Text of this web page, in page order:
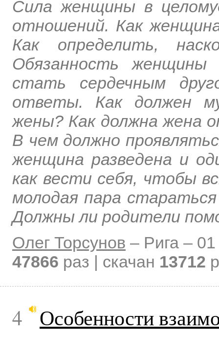
Сила женщины в
отношений. Как
Как определить,
Обязанность
стать сердечным
ответы. Как должен
жены? Как должна жена
В чем должно
женщина разведена и
как вести себя, чтобы
молодая пара
Должны ли родители
Олег Торсунов – Рига –
47866 раз | скачан 13712
4 Особенности